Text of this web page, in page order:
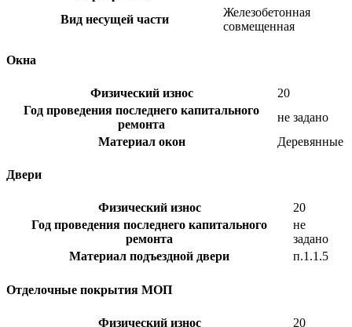
Вид несущей части
Железобетонная
совмещенная
Окна
Физический износ
20
Год проведения последнего капитального
ремонта
не задано
Материал окон
Деревянные
Двери
Физический износ
20
Год проведения последнего капитального
ремонта
не
задано
Материал подъездной двери
п.1.1.5
Отделочные покрытия МОП
Физический износ
20